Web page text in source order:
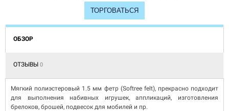
ТОРГОВАТЬСЯ
ОБЗОР
ОТЗЫВЫ 0
Мягкий полиэстеровый 1.5 мм фетр (Softree felt), прекрасно подходит
для выполнения набивных игрушек, аппликаций, изготовления
брелоков, брошей, подвесок для мобилей и пр.